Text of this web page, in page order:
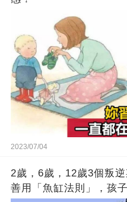
2023/07/04
2歲，6歲，12歲3個叛
善用「魚缸法則」，孩